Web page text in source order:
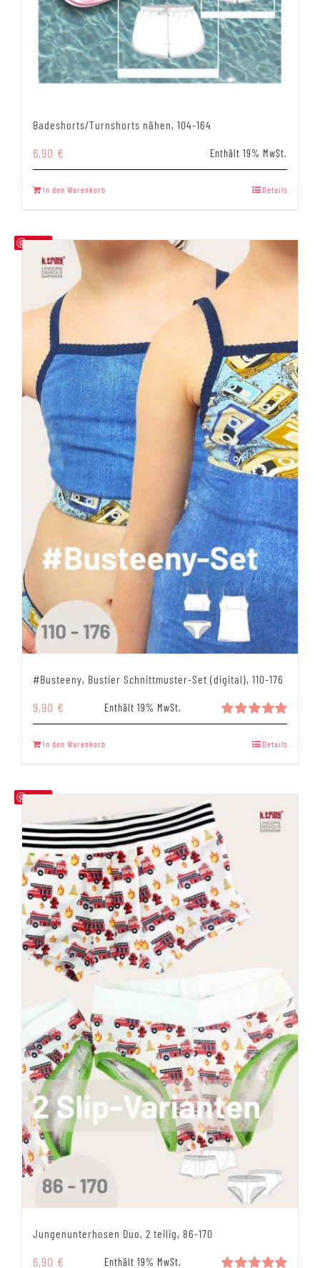
Badeshorts/Turnshorts nähen, 104-164
6,90 € Enthält 19% MwSt.
In den Warenkorb Details
Save
#Busteeny, Bustier Schnittmuster-Set (digital), 110-176
Bewertet
5.00
9,90 € Enthält 19% MwSt.
In den Warenkorb Details
Save
Jungenunterhosen Duo, 2 teilig, 86-170
6,90 € Enthält 19% MwSt.